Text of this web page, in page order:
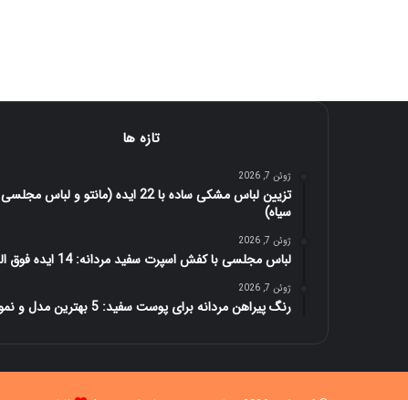
تازه ها
ژوئن 7, 2026
تزیین لباس مشکی ساده با 22 ایده (مانتو و لباس مجلسی
سیاه)
ژوئن 7, 2026
لباس مجلسی با کفش اسپرت سفید مردانه: 14 ایده فوق العاده
ژوئن 7, 2026
رنگ پیراهن مردانه برای پوست سفید: 5 بهترین مدل و نمونه